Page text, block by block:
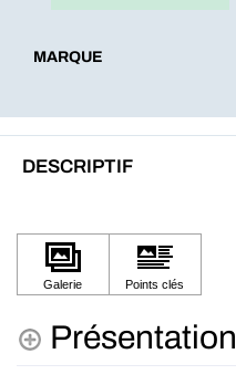
MARQUE
DESCRIPTIF
Présentation